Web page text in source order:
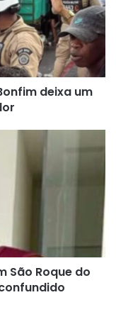
deixa um
São Roque do